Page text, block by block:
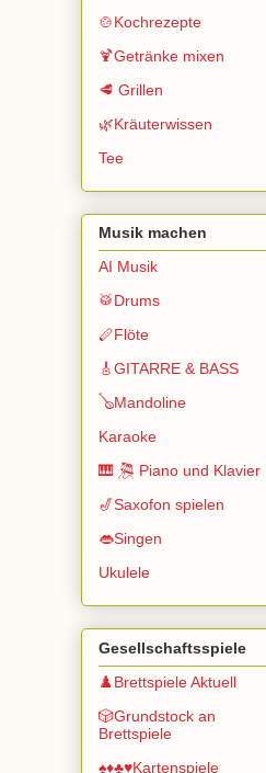
🍲Kochrezepte
🍹Getränke mixen
🥩 Grillen
🌿Kräuterwissen
Tee
Musik machen
AI Musik
🥁Drums
🪈Flöte
🎸GITARRE & BASS
🪕Mandoline
Karaoke
🎹 🎘 Piano und Klavier
🎷Saxofon spielen
👄Singen
Ukulele
Gesellschaftsspiele
♟️Brettspiele Aktuell
🎲Grundstock an
Brettspiele
♠️♦️♣️♥️Kartenspiele